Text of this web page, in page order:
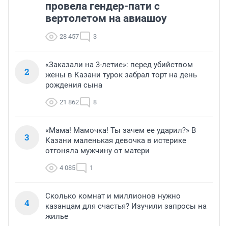
провела гендер-пати с
вертолетом на авиашоу
28 457 3
2
«Заказали на 3-летие»: перед убийством
жены в Казани турок забрал торт на день
рождения сына
21 862 8
3
«Мама! Мамочка! Ты зачем ее ударил?» В
Казани маленькая девочка в истерике
отгоняла мужчину от матери
4 085 1
4
Сколько комнат и миллионов нужно
казанцам для счастья? Изучили запросы на
жилье